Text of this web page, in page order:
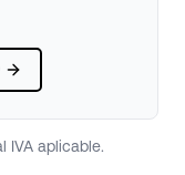
IVA aplicable.